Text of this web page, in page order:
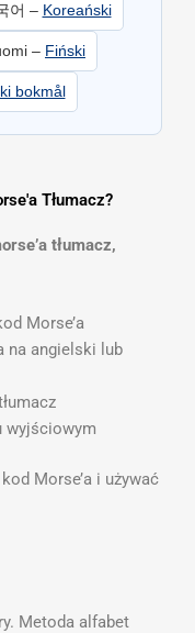
어 – Koreański
– Fiński
bokmål
Tłumacz?
tłumacz,
Morse’a
na angielski lub
wyjściowym
Morse’a i używać
Metoda alfabet